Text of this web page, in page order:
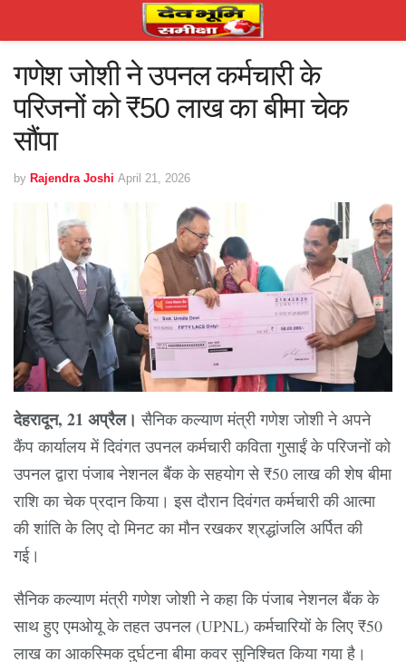
गणेश जोशी ने उपनल कर्मचारी के
परिजनों को ₹50 लाख का बीमा चेक
सौंपा
by Rajendra Joshi April 21, 2026
देहरादून, 21 अप्रैल। सैनिक कल्याण मंत्री गणेश जोशी ने अपने
कैंप कार्यालय में दिवंगत उपनल कर्मचारी कविता गुसाईं के परिजनों को
उपनल द्वारा पंजाब नेशनल बैंक के सहयोग से ₹50 लाख की शेष बीमा
राशि का चेक प्रदान किया। इस दौरान दिवंगत कर्मचारी की आत्मा
की शांति के लिए दो मिनट का मौन रखकर श्रद्धांजलि अर्पित की
गई।
सैनिक कल्याण मंत्री गणेश जोशी ने कहा कि पंजाब नेशनल बैंक के
साथ हुए एमओयू के तहत उपनल (UPNL) कर्मचारियों के लिए ₹50
लाख का आकस्मिक दुर्घटना बीमा कवर सुनिश्चित किया गया है।